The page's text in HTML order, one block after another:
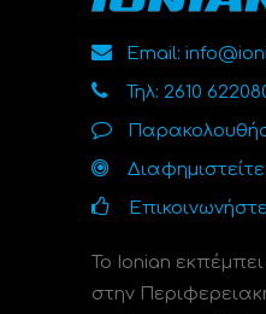
Email:
Τηλ: 2610
Το Ionian
στην